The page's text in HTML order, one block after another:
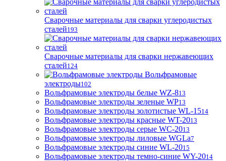
Сварочные материалы для сварки углеродистых
сталей193
Сварочные материалы для сварки нержавеющих
сталей124
Вольфрамовые
электроды102
Вольфрамовые электроды белые WZ-813
Вольфрамовые электроды зеленые WP13
Вольфрамовые электроды золотистые WL-1514
Вольфрамовые электроды красные WT-2013
Вольфрамовые электроды серые WC-2013
Вольфрамовые электроды лиловые WGLa7
Вольфрамовые электроды синие WL-2015
Вольфрамовые электроды темно-синие WY-2014